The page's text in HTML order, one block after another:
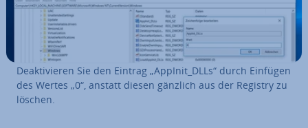
De­ak­ti­vie­ren Sie den Eintrag „AppInit_DLLs“ durch Einfügen
des Wertes „0“, anstatt diesen gänzlich aus der Registry zu
löschen.